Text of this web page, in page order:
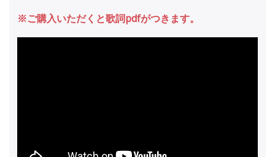
※ご購入いただくと歌詞pdfがつきます。